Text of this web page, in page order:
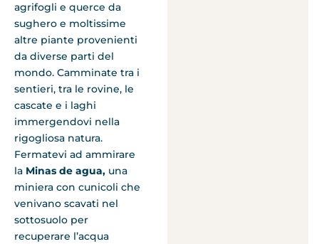
agrifogli e querce da
sughero e moltissime
altre piante provenienti
da diverse parti del
mondo. Camminate tra i
sentieri, tra le rovine, le
cascate e i laghi
immergendovi nella
rigogliosa natura.
Fermatevi ad ammirare
la Minas de agua, una
miniera con cunicoli che
venivano scavati nel
sottosuolo per
recuperare l’acqua